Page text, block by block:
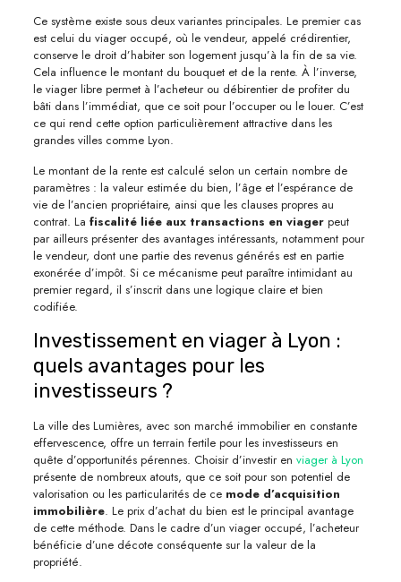
Ce système existe sous deux variantes principales. Le premier cas
est celui du viager occupé, où le vendeur, appelé crédirentier,
conserve le droit d’habiter son logement jusqu’à la fin de sa vie.
Cela influence le montant du bouquet et de la rente. À l’inverse,
le viager libre permet à l’acheteur ou débirentier de profiter du
bâti dans l’immédiat, que ce soit pour l’occuper ou le louer. C’est
ce qui rend cette option particulièrement attractive dans les
grandes villes comme Lyon.
Le montant de la rente est calculé selon un certain nombre de
paramètres : la valeur estimée du bien, l’âge et l’espérance de
vie de l’ancien propriétaire, ainsi que les clauses propres au
contrat. La fiscalité liée aux transactions en viagerpeut
par ailleurs présenter des avantages intéressants, notamment pour
le vendeur, dont une partie des revenus générés est en partie
exonérée d’impôt. Si ce mécanisme peut paraître intimidant au
premier regard, il s’inscrit dans une logique claire et bien
codifiée.
Investissement en viager à Lyon :
quels avantages pour les
investisseurs ?
La ville des Lumières, avec son marché immobilier en constante
effervescence, offre un terrain fertile pour les investisseurs en
quête d’opportunités pérennes. Choisir d’investir en viager à Lyon
présente de nombreux atouts, que ce soit pour son potentiel de
valorisation ou les particularités de ce mode d’acquisition
immobilière. Le prix d’achat du bien est le principal avantage
de cette méthode. Dans le cadre d’un viager occupé, l’acheteur
bénéficie d’une décote conséquente sur la valeur de la
propriété.